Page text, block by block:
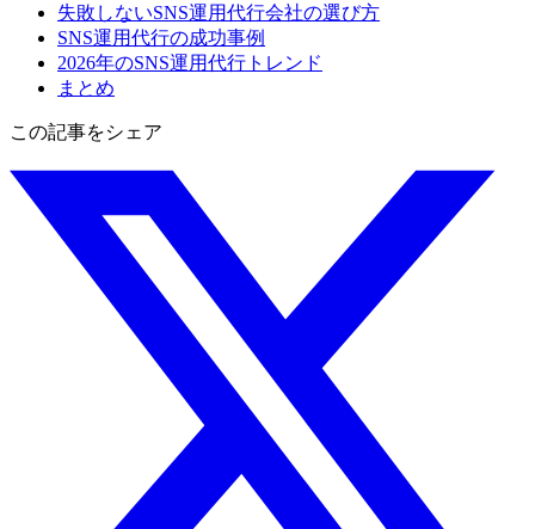
失敗しないSNS運用代行会社の選び方
SNS運用代行の成功事例
2026年のSNS運用代行トレンド
まとめ
この記事をシェア